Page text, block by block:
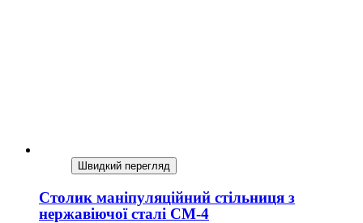
Швидкий перегляд
Столик маніпуляційний стільниця з
нержавіючої сталі СМ-4